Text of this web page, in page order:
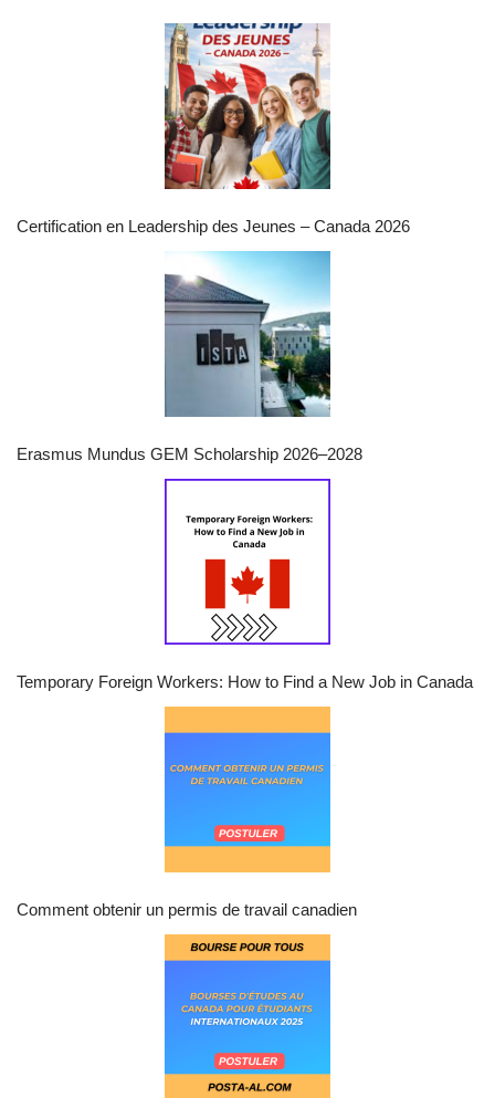
Certification en Leadership des Jeunes – Canada 2026
Erasmus Mundus GEM Scholarship 2026–2028
Temporary Foreign Workers: How to Find a New Job in Canada
Comment obtenir un permis de travail canadien